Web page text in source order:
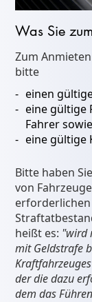
Was Sie
Zum
bitte
einen
eine gültige
Fahrer sowie
eine gültige
Bitte haben
von
heißt es: "wird
mit Geldstrafe
der die dazu
dem das